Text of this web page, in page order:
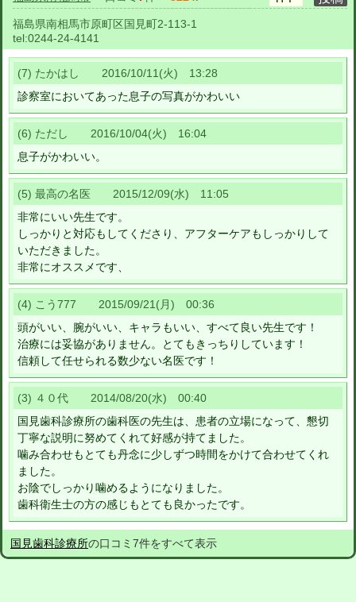
福島県南相馬市原町区国見町2-113-1
tel:0244-24-4141
(7) たかはし 2016/10/11(火) 13:28
診察室においてあった息子の写真がかわいい
(6) ただし 2016/10/04(火) 16:04
息子がかわいい。
(5) 最高の名医 2015/12/09(水) 11:05
非常にいい先生です。
しっかりと対応もしてくださり、アフターケアもしっかりして
いただきました。
非常にオススメです、
(4) こう777 2015/09/21(月) 00:36
頭がいい、腕がいい、キャラもいい、すべて良い先生です！
治療には妥協がありません。とてもきっちりしています！
信頼して任せられる数少ない名医です！
(3) ４０代 2014/08/20(水) 00:40
国見歯科診療所の歯科医の先生は、患者の立場になって、懇切
丁寧な説明に努めてくれて好感が持てました。
噛み合わせもとても丹念に少しずつ時間をかけて合わせてくれ
ました。
お陰でしっかり噛めるようになりました。
歯科衛生士の方の感じもとても良かったです。
国見歯科診療所の口コミ7件をすべて表示